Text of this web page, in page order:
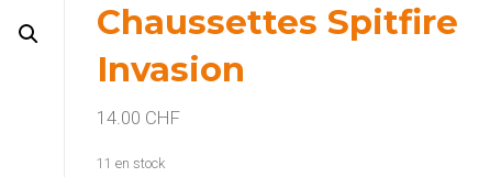
Chaussettes Spitfire
Invasion
14.00 CHF
11 en stock